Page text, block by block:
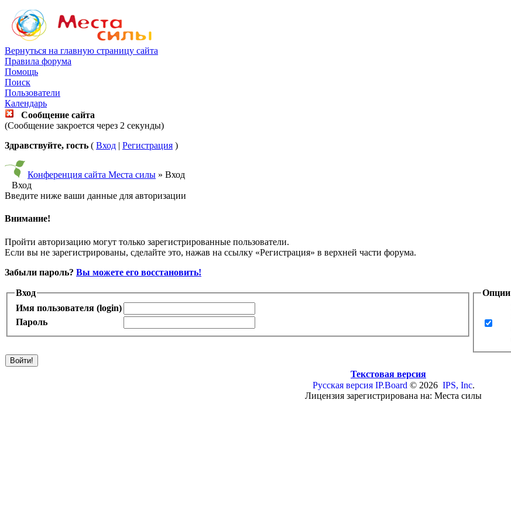
Вернуться на главную страницу сайта
Правила форума
Помощь
Поиск
Пользователи
Календарь
Сообщение сайта
(Сообщение закроется через 2 секунды)
Здравствуйте, гость ( Вход | Регистрация )
Конференция сайта Места силы » Вход
Вход
Введите ниже ваши данные для авторизации
Внимание!
Пройти авторизацию могут только зарегистрированные пользователи.
Если вы не зарегистрированы, сделайте это, нажав на ссылку «Регистрация» в верхней части форума.
Забыли пароль? Вы можете его восстановить!
Вход
Имя пользователя (login)
Пароль
Опции
Текстовая версия
Русская версия IP.Board © 2026 IPS, Inc.
Лицензия зарегистрирована на: Места силы